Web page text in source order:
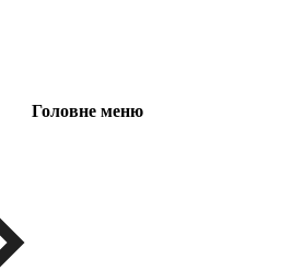
Головне меню